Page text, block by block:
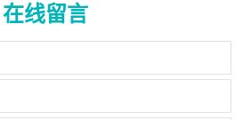
在线留言